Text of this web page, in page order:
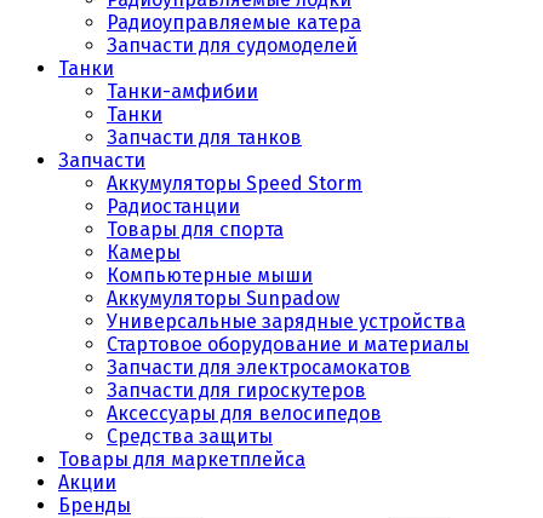
Радиоуправляемые катера
Запчасти для судомоделей
Танки
Танки-амфибии
Танки
Запчасти для танков
Запчасти
Аккумуляторы Speed Storm
Радиостанции
Товары для спорта
Камеры
Компьютерные мыши
Аккумуляторы Sunpadow
Универсальные зарядные устройства
Стартовое оборудование и материалы
Запчасти для электросамокатов
Запчасти для гироскутеров
Аксессуары для велосипедов
Средства защиты
Товары для маркетплейса
Акции
Бренды